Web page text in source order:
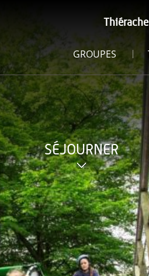
Thiérache
GROUPES
SÉJOURNER